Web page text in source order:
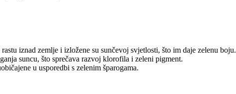
iznad zemlje i izložene su sunčevoj svjetlosti, što im daje zelenu boju.
suncu, što sprečava razvoj klorofila i zeleni pigment.
u usporedbi s zelenim šparogama.